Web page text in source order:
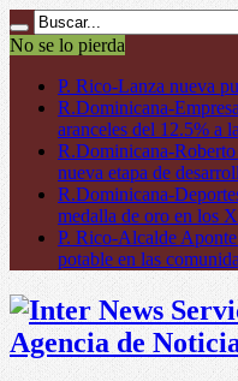
No se lo pierda
P. Rico-Lanza nueva
R.Dominicana-
aranceles del 12.5% a
R.Dominicana-
nueva etapa de
R.Dominicana-
medalla de oro en los
P. Rico-Alcalde Aponte
potable en las
Agencia de